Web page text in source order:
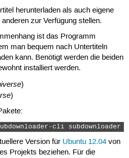
herunterladen als auch eigene
zur Verfügung stellen.
ist das Programm
man bequem nach Untertiteln
kann. Benötigt werden die beiden
installiert werden.
)
)
cli subdownloader
Version für Ubuntu 12.04von
Projekts beziehen. Für die